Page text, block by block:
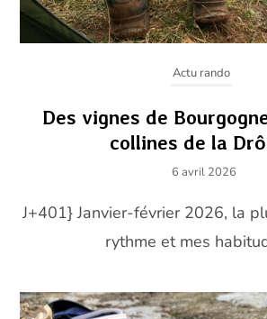
Actu rando
Des vignes de
collines de la
6 avril 2026
J+401} Janvier-février 2026, la
rythme et mes